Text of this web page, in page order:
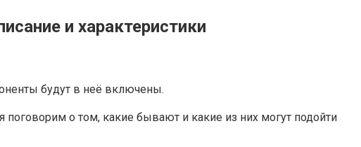
и характеристики
будут в неё включены.
поговорим о том, какие бывают и какие из них могут подойти